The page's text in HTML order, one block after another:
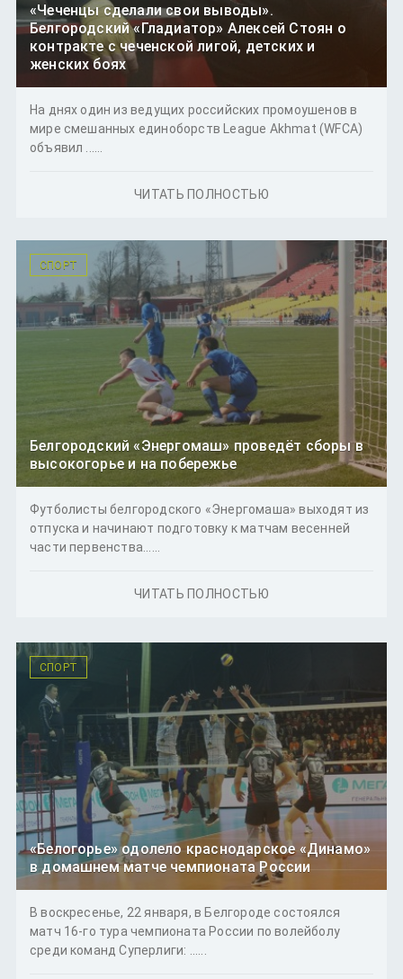
«Чеченцы сделали свои выводы».
Белгородский «Гладиатор» Алексей Стоян о
контракте с чеченской лигой, детских и
женских боях
На днях один из ведущих российских промоушенов в
мире смешанных единоборств League Akhmat (WFCA)
объявил ......
ЧИТАТЬ ПОЛНОСТЬЮ
СПОРТ
Белгородский «Энергомаш» проведёт сборы в
высокогорье и на побережье
Футболисты белгородского «Энергомаша» выходят из
отпуска и начинают подготовку к матчам весенней
части первенства......
ЧИТАТЬ ПОЛНОСТЬЮ
СПОРТ
«Белогорье» одолело краснодарское «Динамо»
в домашнем матче чемпионата России
В воскресенье, 22 января, в Белгороде состоялся
матч 16-го тура чемпионата России по волейболу
среди команд Суперлиги: ......